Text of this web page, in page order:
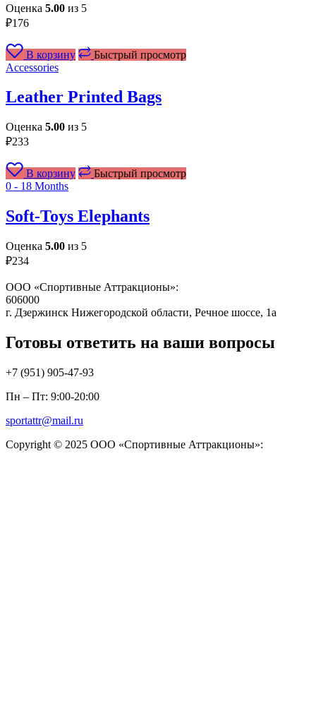
Оценка 5.00 из 5
₽176
В корзину
Быстрый просмотр
Accessories
Leather Printed Bags
Оценка 5.00 из 5
₽233
В корзину
Быстрый просмотр
0 - 18 Months
Soft-Toys Elephants
Оценка 5.00 из 5
₽234
ООО «Спортивные Аттракционы»:
606000
г. Дзержинск Нижегородской области, Речное шоссе, 1а
Готовы ответить на ваши вопросы
+7 (951) 905-47-93
Пн – Пт: 9:00-20:00
sportattr@mail.ru
Copyright © 2025 ООО «Спортивные Аттракционы»: